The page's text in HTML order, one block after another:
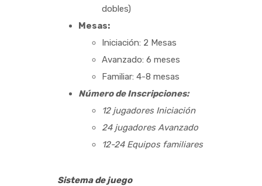
dobles)
Mesas:
Iniciación: 2 Mesas
Avanzado: 6 meses
Familiar: 4-8 mesas
Número de Inscripciones:
12 jugadores Iniciación
24 jugadores Avanzado
12-24 Equipos familiares
Sistema de juego